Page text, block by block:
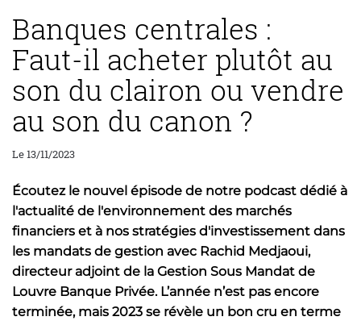
Banques centrales :
Faut-il acheter plutôt au
son du clairon ou vendre
au son du canon ?
Le 13/11/2023
Écoutez le nouvel épisode de notre podcast dédié à
l'actualité de l'environnement des marchés
financiers et à nos stratégies d'investissement dans
les mandats de gestion avec Rachid Medjaoui,
directeur adjoint de la Gestion Sous Mandat de
Louvre Banque Privée. L’année n’est pas encore
terminée, mais 2023 se révèle un bon cru en terme